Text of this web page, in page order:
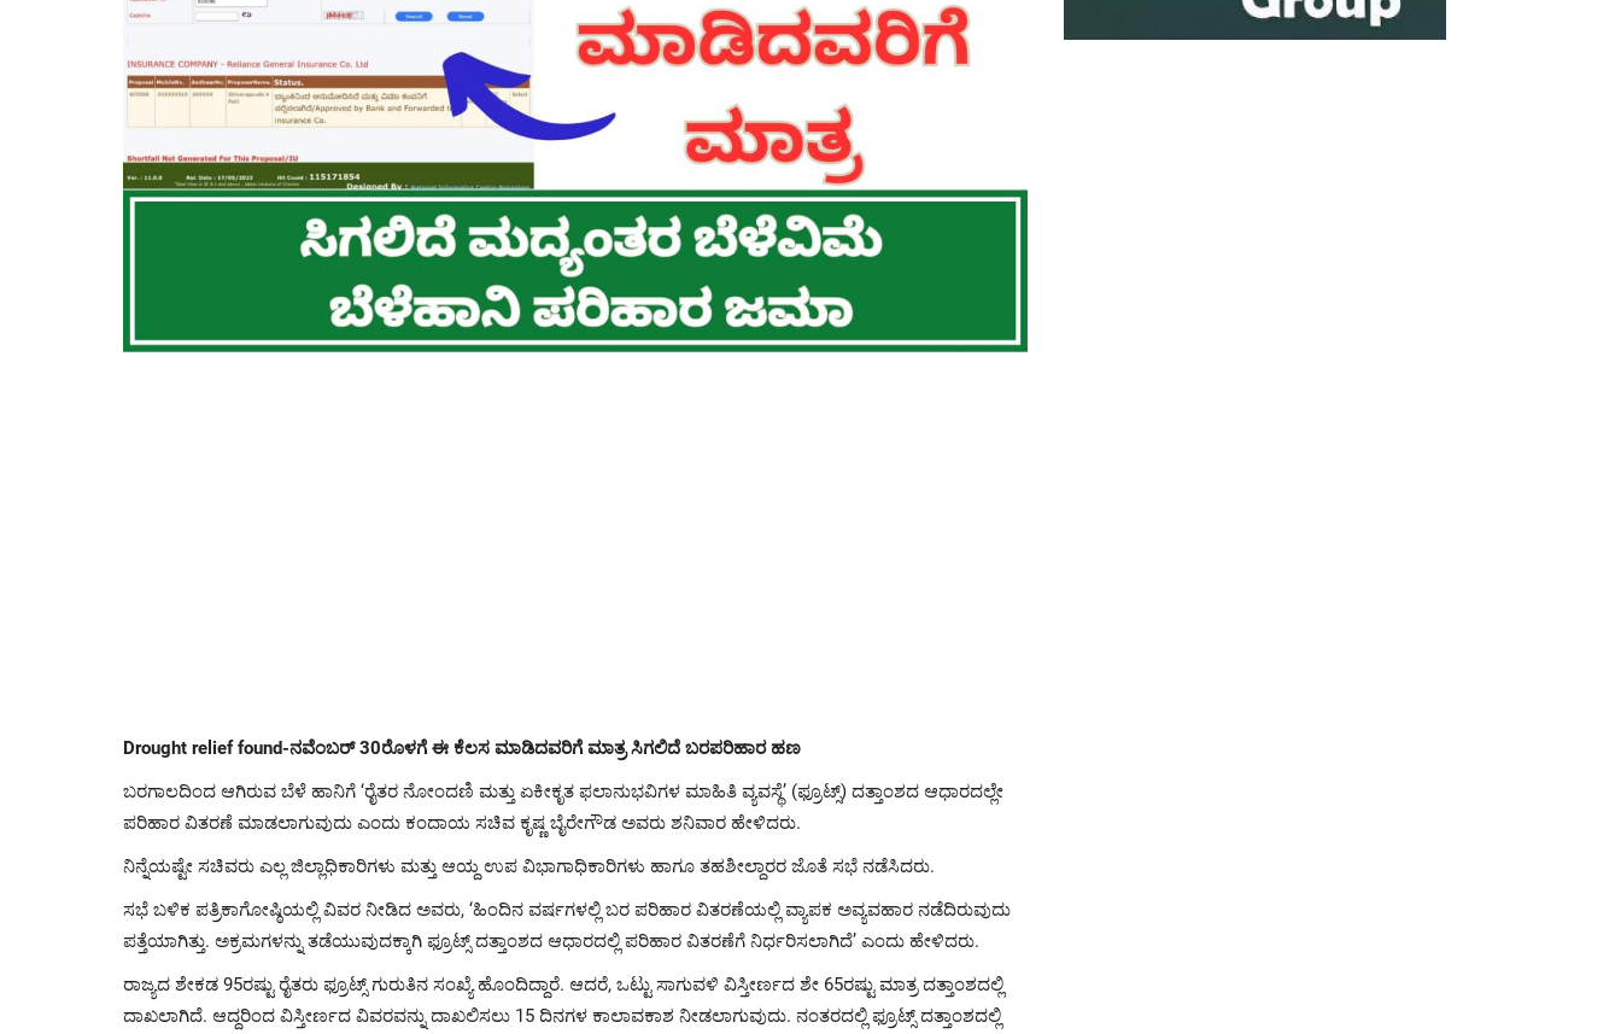
Drought relief found-ನವೆಂಬರ್ 30ರೊಳಗೆ ಈ ಕೆಲಸ ಮಾಡಿದವರಿಗೆ ಮಾತ್ರ ಸಿಗಲಿದೆ ಬರಪರಿಹಾರ ಹಣ
ಬರಗಾಲದಿಂದ ಆಗಿರುವ ಬೆಳೆ ಹಾನಿಗೆ ‘ರೈತರ ನೋಂದಣಿ ಮತ್ತು ಏಕೀಕೃತ ಫಲಾನುಭವಿಗಳ ಮಾಹಿತಿ ವ್ಯವಸ್ಥೆ’ (ಫ್ರೂಟ್ಸ್‌) ದತ್ತಾಂಶದ ಆಧಾರದಲ್ಲೇ
ಪರಿಹಾರ ವಿತರಣೆ ಮಾಡಲಾಗುವುದು ಎಂದು ಕಂದಾಯ ಸಚಿವ ಕೃಷ್ಣ ಬೈರೇಗೌಡ ಅವರು ಶನಿವಾರ ಹೇಳಿದರು.
ನಿನ್ನೆಯಷ್ಟೇ ಸಚಿವರು ಎಲ್ಲ ಜಿಲ್ಲಾಧಿಕಾರಿಗಳು ಮತ್ತು ಆಯ್ದ ಉಪ ವಿಭಾಗಾಧಿಕಾರಿಗಳು ಹಾಗೂ ತಹಶೀಲ್ದಾರರ ಜೊತೆ ಸಭೆ ನಡೆಸಿದರು.
ಸಭೆ ಬಳಿಕ ಪತ್ರಿಕಾಗೋಷ್ಠಿಯಲ್ಲಿ ವಿವರ ನೀಡಿದ ಅವರು, ‘ಹಿಂದಿನ ವರ್ಷಗಳಲ್ಲಿ ಬರ ಪರಿಹಾರ ವಿತರಣೆಯಲ್ಲಿ ವ್ಯಾಪಕ ಅವ್ಯವಹಾರ ನಡೆದಿರುವುದು
ಪತ್ತೆಯಾಗಿತ್ತು. ಅಕ್ರಮಗಳನ್ನು ತಡೆಯುವುದಕ್ಕಾಗಿ ಫ್ರೂಟ್ಸ್‌ ದತ್ತಾಂಶದ ಆಧಾರದಲ್ಲಿ ಪರಿಹಾರ ವಿತರಣೆಗೆ ನಿರ್ಧರಿಸಲಾಗಿದೆ’ ಎಂದು ಹೇಳಿದರು.
ರಾಜ್ಯದ ಶೇಕಡ 95ರಷ್ಟು ರೈತರು ಫ್ರೂಟ್ಸ್‌ ಗುರುತಿನ ಸಂಖ್ಯೆ ಹೊಂದಿದ್ದಾರೆ. ಆದರೆ, ಒಟ್ಟು ಸಾಗುವಳಿ ವಿಸ್ತೀರ್ಣದ ಶೇ 65ರಷ್ಟು ಮಾತ್ರ ದತ್ತಾಂಶದಲ್ಲಿ
ದಾಖಲಾಗಿದೆ. ಆದ್ದರಿಂದ ವಿಸ್ತೀರ್ಣದ ವಿವರವನ್ನು ದಾಖಲಿಸಲು 15 ದಿನಗಳ ಕಾಲಾವಕಾಶ ನೀಡಲಾಗುವುದು. ನಂತರದಲ್ಲಿ ಫ್ರೂಟ್ಸ್‌ ದತ್ತಾಂಶದಲ್ಲಿ